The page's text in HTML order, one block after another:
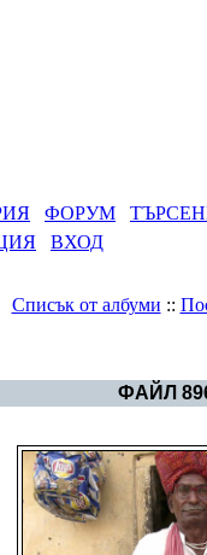
ФОРУМ
ВХОД
Списък от албуми ::
ФАЙЛ